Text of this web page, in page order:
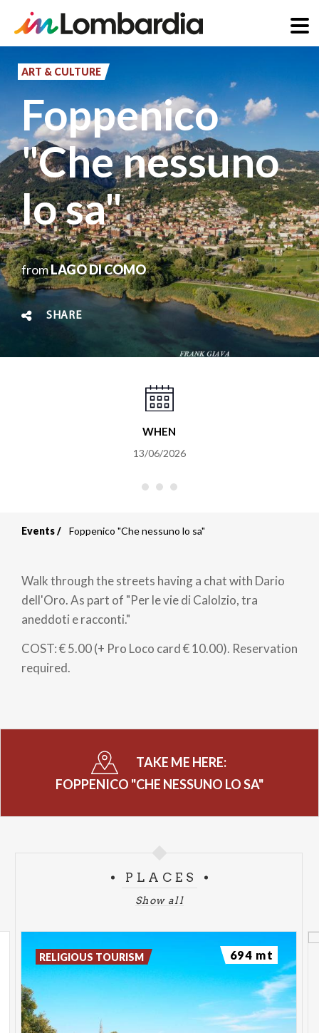
content
ART & CULTURE
Foppenico
"Che nessuno
lo sa"
fromLAGO DI COMO
SHARE
WHEN
13/06/2026
Breadcrumb
Events Foppenico "Che nessuno lo sa"
Walk through the streets having a chat with Dario
dell'Oro. As part of "Per le vie di Calolzio, tra
aneddoti e racconti."
COST: € 5.00 (+ Pro Loco card € 10.00). Reservation
required.
TAKE ME HERE:
FOPPENICO "CHE NESSUNO LO SA"
PLACES
Show all
RELIGIOUS TOURISM 694 mt